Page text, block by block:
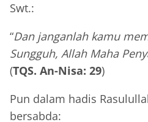
Swt.:
“Dan janganlah kamu
Sungguh, Allah Maha
(TQS. An-Nisa: 29)
Pun dalam hadis
bersabda: